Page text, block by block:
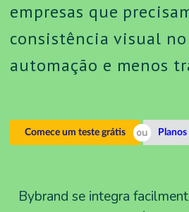
empresas que
consistência visual
automação e menos
Comece um teste grátis
Bybrand se integra